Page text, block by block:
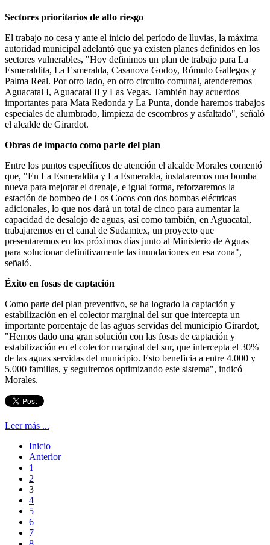
Sectores prioritarios de alto riesgo
El trabajo no cesa y ante el inicio del período de lluvias, la máxima
autoridad municipal adelantó que ya existen planes definidos en los
sectores vulnerables, "Hoy definimos un plan de trabajo para La
Esmeraldita, La Esmeralda, Casanova Godoy, Rómulo Gallegos y
Palma Real. Por otro lado, en otro circuito comunal, atenderemos
Aguacatal I, Aguacatal II y Las Vegas. También hay acuerdos
importantes para Mata Redonda y La Punta, donde haremos trabajos
especiales de alumbrado, limpieza de escombros y asfaltado", señaló
el alcalde de Girardot.
Obras de impacto como parte del plan
Entre los puntos específicos de atención el alcalde Morales comentó
que, "En La Esmeraldita y La Esmeralda, instalaremos una bomba
nueva para mejorar el drenaje, e igual forma, reforzaremos la
estación de bombeo de Los Cocos con dos bombas eléctricas
adicionales, lo que nos dará un total de cinco para aumentar la
capacidad de desalojo de aguas, así como también, en Aguacatal,
trabajaremos en el canal de Sudamtex, un proyecto que
presentaremos en los próximos días junto al Ministerio de Aguas
para solucionar definitivamente las inundaciones en esa zona",
señaló.
Éxito en fosas de captación
Como parte del plan preventivo, se ha logrado la captación y
estabilización en el colector marginal del sur que intercepta un
importante porcentaje de las aguas servidas del municipio Girardot,
"Hemos dado una gran solución con las fosas de captación y
estabilización en el colector marginal del sur, que intercepta el 30%
de las aguas servidas del municipio. Esto beneficia a entre 4.000 y
5.000 familias, y seguiremos optimizando este sistema", indicó
Morales.
Leer más ...
Inicio
Anterior
1
2
3
4
5
6
7